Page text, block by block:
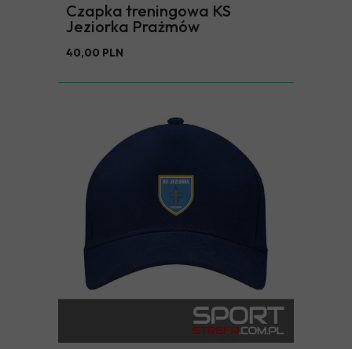
Czapka treningowa KS
Jeziorka Prażmów
40,00 PLN